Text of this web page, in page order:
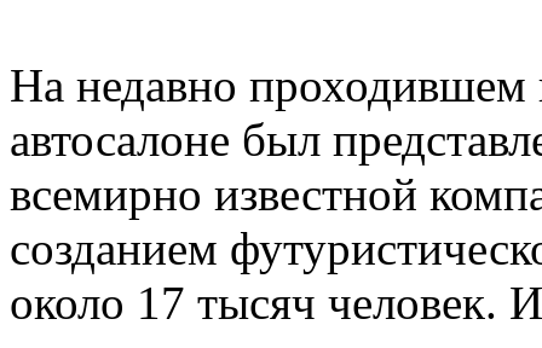
На недавно проходившем
автосалоне был
всемирно известной
созданием
около 17 тысяч человек.